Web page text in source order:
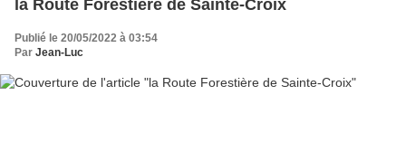
la Route Forestière de Sainte-Croix
Publié le 20/05/2022 à 03:54
Par Jean-Luc